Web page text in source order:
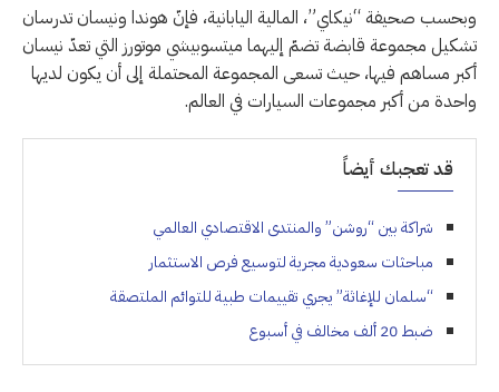
وبحسب صحيفة “نيكاي”، المالية اليابانية، فإنّ هوندا ونيسان تدرسان
تشكيل مجموعة قابضة تضمّ إليهما ميتسوبيشي موتورز التي تعدّ نيسان
أكبر مساهم فيها، حيث تسعى المجموعة المحتملة إلى أن يكون لديها
واحدة من أكبر مجموعات السيارات في العالم.
قد تعجبك أيضاً
شراكة بين “روشن” والمنتدى الاقتصادي العالمي
مباحثات سعودية مجرية لتوسيع فرص الاستثمار
“سلمان للإغاثة” يجري تقييمات طبية للتوائم الملتصقة
ضبط 20 ألف مخالف في أسبوع